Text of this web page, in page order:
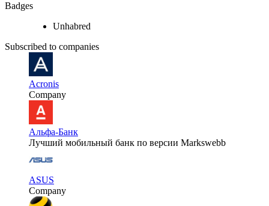
Badges
Unhabred
Subscribed to companies
Acronis
Company
Альфа-Банк
Лучший мобильный банк по версии Markswebb
ASUS
Company